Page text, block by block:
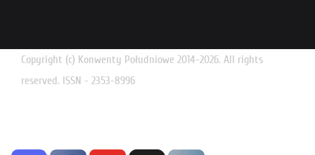
Copyright (c) Konwenty Południowe 2014-2026. All rights
reserved. ISSN - 2353-8996